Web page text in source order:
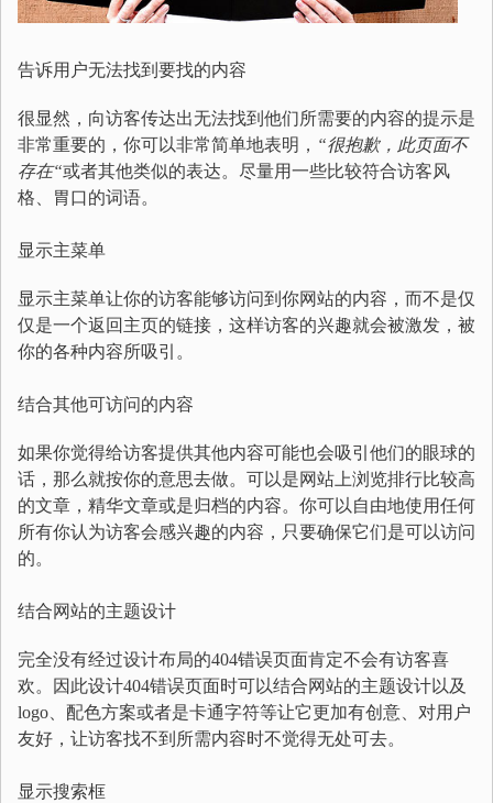
告诉用户无法找到要找的内容
很显然，向访客传达出无法找到他们所需要的内容的提示是
非常重要的，你可以非常简单地表明， “很抱歉，此页面不
存在“或者其他类似的表达。尽量用一些比较符合访客风
格、胃口的词语。
显示主菜单
显示主菜单让你的访客能够访问到你网站的内容，而不是仅
仅是一个返回主页的链接，这样访客的兴趣就会被激发，被
你的各种内容所吸引。
结合其他可访问的内容
如果你觉得给访客提供其他内容可能也会吸引他们的眼球的
话，那么就按你的意思去做。可以是网站上浏览排行比较高
的文章，精华文章或是归档的内容。你可以自由地使用任何
所有你认为访客会感兴趣的内容，只要确保它们是可以访问
的。
结合网站的主题设计
完全没有经过设计布局的404错误页面肯定不会有访客喜
欢。因此设计404错误页面时可以结合网站的主题设计以及
logo、配色方案或者是卡通字符等让它更加有创意、对用户
友好，让访客找不到所需内容时不觉得无处可去。
显示搜索框